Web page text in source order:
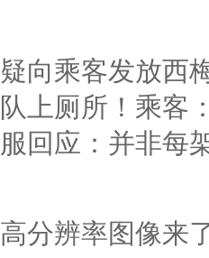
向乘客发放西
上厕所！乘客
回应：并非每
分辨率图像来